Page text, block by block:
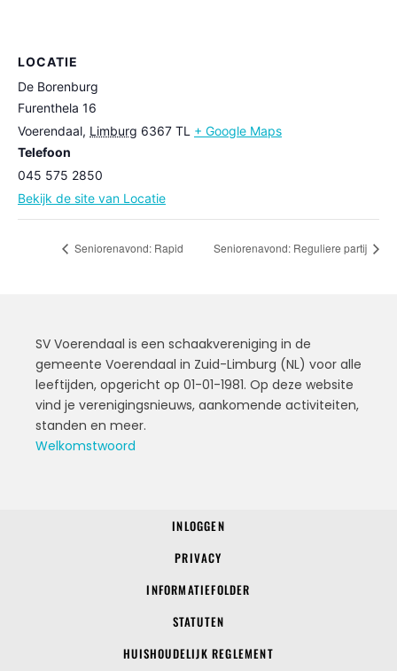
LOCATIE
De Borenburg
Furenthela 16
Voerendaal, Limburg 6367 TL + Google Maps
Telefoon
045 575 2850
Bekijk de site van Locatie
Seniorenavond: Rapid Seniorenavond: Reguliere partij
SV Voerendaal is een schaakvereniging in de
gemeente Voerendaal in Zuid-Limburg (NL) voor alle
leeftijden, opgericht op 01-01-1981. Op deze website
vind je verenigingsnieuws, aankomende activiteiten,
standen en meer.
Welkomstwoord
INLOGGEN
PRIVACY
INFORMATIEFOLDER
STATUTEN
HUISHOUDELIJK REGLEMENT
© 2022 SV Voerendaal